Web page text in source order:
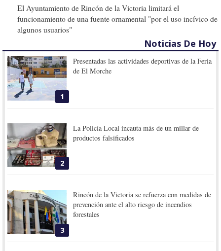
El Ayuntamiento de Rincón de la Victoria limitará el
funcionamiento de una fuente ornamental "por el uso incívico de
algunos usuarios"
Noticias De Hoy
1
Presentadas las actividades deportivas de la Feria
de El Morche
2
La Policía Local incauta más de un millar de
productos falsificados
3
Rincón de la Victoria se refuerza con medidas de
prevención ante el alto riesgo de incendios
forestales